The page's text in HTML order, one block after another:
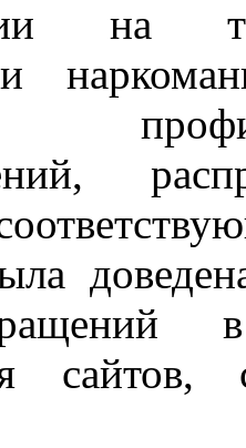
на
сайтов,